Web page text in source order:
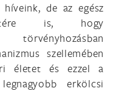
de az egész
is, hogy
szellemében
életet és ezzel a
erkölcsi